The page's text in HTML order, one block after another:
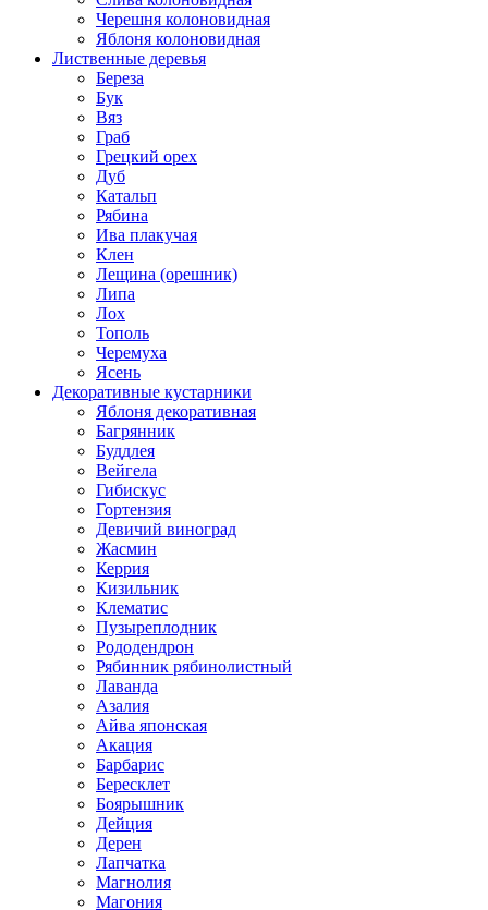
Черешня колоновидная
Яблоня колоновидная
Лиственные деревья
Береза
Бук
Вяз
Граб
Грецкий орех
Дуб
Катальп
Рябина
Ива плакучая
Клен
Лещина (орешник)
Липа
Лох
Тополь
Черемуха
Ясень
Декоративные кустарники
Яблоня декоративная
Багрянник
Буддлея
Вейгела
Гибискус
Гортензия
Девичий виноград
Жасмин
Керрия
Кизильник
Клематис
Пузыреплодник
Рододендрон
Рябинник рябинолистный
Лаванда
Азалия
Айва японская
Акация
Барбарис
Бересклет
Боярышник
Дейция
Дерен
Лапчатка
Магнолия
Магония